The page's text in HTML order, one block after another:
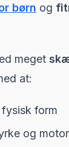
børn og
meget
at:
fysisk form
og